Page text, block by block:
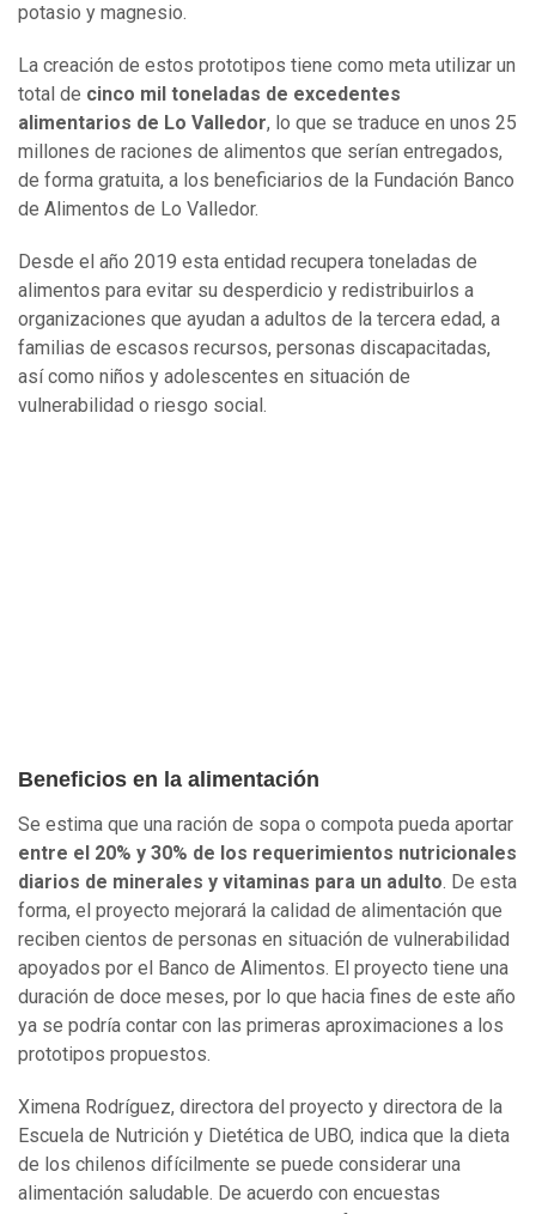
potasio y magnesio.
La creación de estos prototipos tiene como meta utilizar un
total de cinco mil toneladas de excedentes
alimentarios de Lo Valledor, lo que se traduce en unos 25
millones de raciones de alimentos que serían entregados,
de forma gratuita, a los beneficiarios de la Fundación Banco
de Alimentos de Lo Valledor.
Desde el año 2019 esta entidad recupera toneladas de
alimentos para evitar su desperdicio y redistribuirlos a
organizaciones que ayudan a adultos de la tercera edad, a
familias de escasos recursos, personas discapacitadas,
así como niños y adolescentes en situación de
vulnerabilidad o riesgo social.
Beneficios en la alimentación
Se estima que una ración de sopa o compota pueda aportar
entre el 20% y 30% de los requerimientos nutricionales
diarios de minerales y vitaminas para un adulto. De esta
forma, el proyecto mejorará la calidad de alimentación que
reciben cientos de personas en situación de vulnerabilidad
apoyados por el Banco de Alimentos. El proyecto tiene una
duración de doce meses, por lo que hacia fines de este año
ya se podría contar con las primeras aproximaciones a los
prototipos propuestos.
Ximena Rodríguez, directora del proyecto y directora de la
Escuela de Nutrición y Dietética de UBO, indica que la dieta
de los chilenos difícilmente se puede considerar una
alimentación saludable. De acuerdo con encuestas